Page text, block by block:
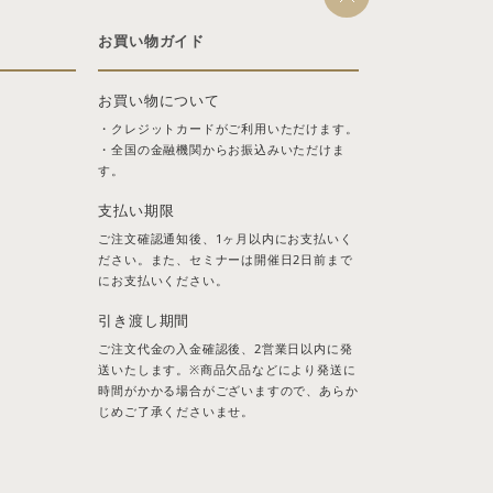
お買い物ガイド
お買い物について
・クレジットカードがご利用いただけます。
・全国の金融機関からお振込みいただけま
す。
支払い期限
ご注文確認通知後、1ヶ月以内にお支払いく
ださい。また、セミナーは開催日2日前まで
にお支払いください。
引き渡し期間
ご注文代金の入金確認後、2営業日以内に発
送いたします。※商品欠品などにより発送に
時間がかかる場合がございますので、あらか
じめご了承くださいませ。